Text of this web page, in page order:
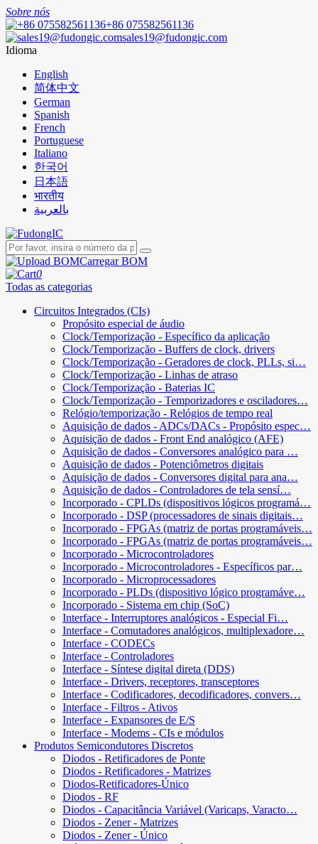
Sobre nós
+86 075582561136
sales19@fudongic.com
Idioma
English
简体中文
German
Spanish
French
Portuguese
Italiano
한국어
日本語
भारतीय
بالعربية
Carregar BOM
0
Todas as categorias
Circuitos Integrados (CIs)
Propósito especial de áudio
Clock/Temporização - Específico da aplicação
Clock/Temporização - Buffers de clock, drivers
Clock/Temporização - Geradores de clock, PLLs, si…
Clock/Temporização - Linhas de atraso
Clock/Temporização - Baterias IC
Clock/Temporização - Temporizadores e osciladores…
Relógio/temporização - Relógios de tempo real
Aquisição de dados - ADCs/DACs - Propósito espec…
Aquisição de dados - Front End analógico (AFE)
Aquisição de dados - Conversores analógico para …
Aquisição de dados - Potenciômetros digitais
Aquisição de dados - Conversores digital para ana…
Aquisição de dados - Controladores de tela sensí…
Incorporado - CPLDs (dispositivos lógicos programá…
Incorporado - DSP (processadores de sinais digitais…
Incorporado - FPGAs (matriz de portas programáveis…
Incorporado - FPGAs (matriz de portas programáveis…
Incorporado - Microcontroladores
Incorporado - Microcontroladores - Específicos par…
Incorporado - Microprocessadores
Incorporado - PLDs (dispositivo lógico programáve…
Incorporado - Sistema em chip (SoC)
Interface - Interruptores analógicos - Especial Fi…
Interface - Comutadores analógicos, multiplexadore…
Interface - CODECs
Interface - Controladores
Interface - Síntese digital direta (DDS)
Interface - Drivers, receptores, transceptores
Interface - Codificadores, decodificadores, convers…
Interface - Filtros - Ativos
Interface - Expansores de E/S
Interface - Modems - CIs e módulos
Produtos Semicondutores Discretos
Diodos - Retificadores de Ponte
Diodos - Retificadores - Matrizes
Diodos-Retificadores-Único
Diodos - RF
Diodos - Capacitância Variável (Varicaps, Varacto…
Diodos - Zener - Matrizes
Diodos - Zener - Único